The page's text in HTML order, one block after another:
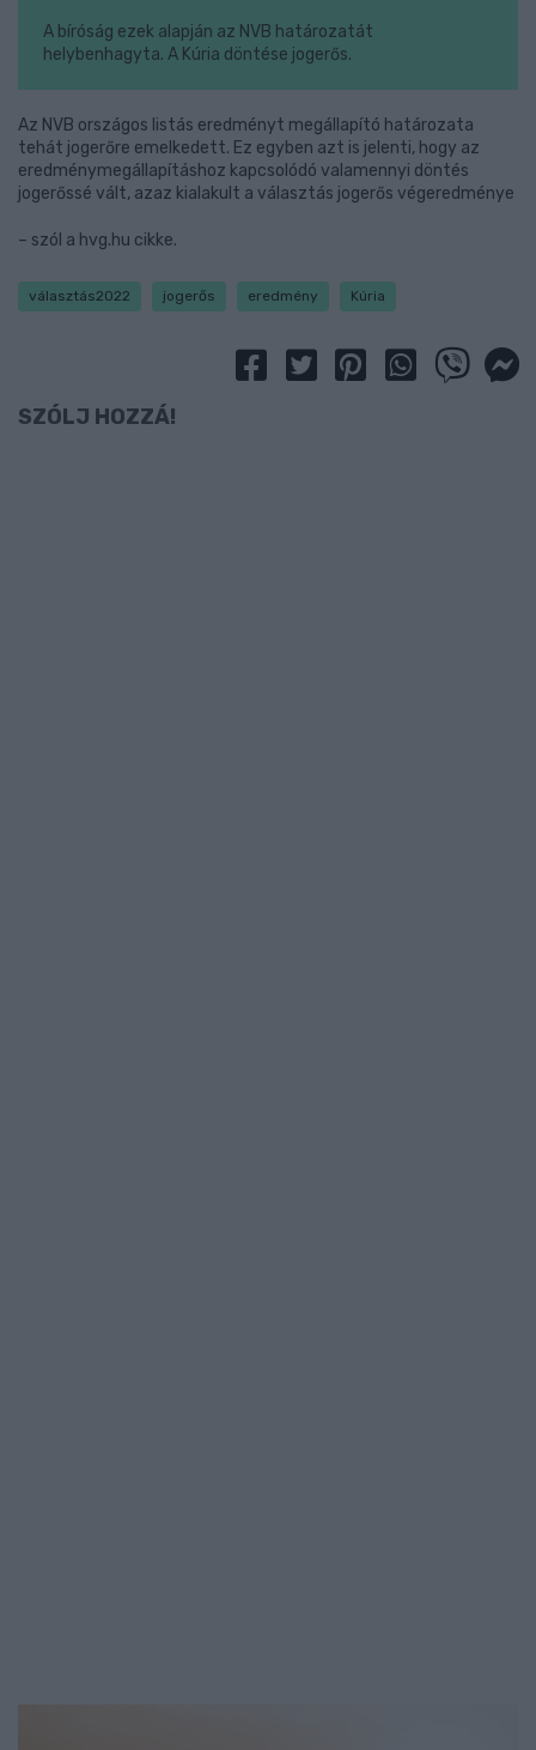
A bíróság ezek alapján az NVB határozatát
helybenhagyta. A Kúria döntése jogerős.
Az NVB országos listás eredményt megállapító határozata
tehát jogerőre emelkedett. Ez egyben azt is jelenti, hogy az
eredménymegállapításhoz kapcsolódó valamennyi döntés
jogerőssé vált, azaz kialakult a választás jogerős végeredménye
– szól a hvg.hu cikke.
választás2022 jogerős eredmény Kúria
SZÓLJ HOZZÁ!